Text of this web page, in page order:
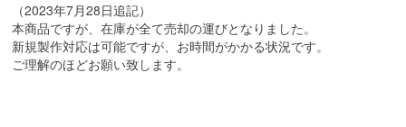
（2023年7月28日追記）
本商品ですが、在庫が全て売却の運びとなりました。
新規製作対応は可能ですが、お時間がかかる状況です。
ご理解のほどお願い致します。